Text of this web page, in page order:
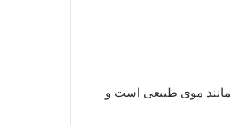
کیفیت آن همانند موی طبیعی است و